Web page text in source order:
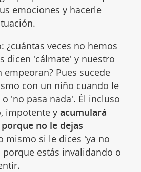
emociones y hacerle
¿cuántas veces no hemos
dicen 'cálmate' y nuestro
Pues sucede
con un niño cuando le
'no pasa nada'. Él incluso
impotente y acumulará
no le dejas
mismo si le dices 'ya no
estás invalidando o